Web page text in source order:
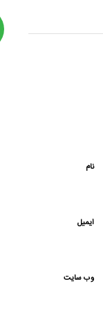
نام
ایمیل
وب‌ سایت